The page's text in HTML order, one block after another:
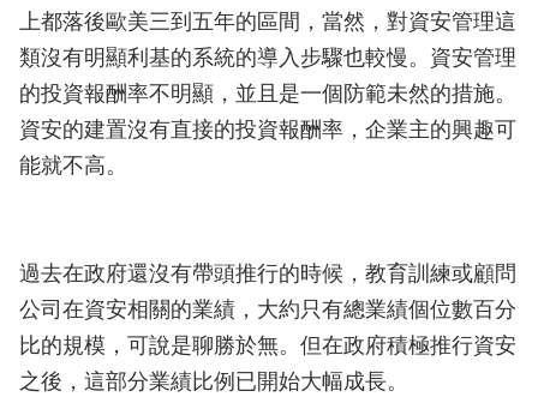
上都落後歐美三到五年的區間，當然，對資安管理這
類沒有明顯利基的系統的導入步驟也較慢。資安管理
的投資報酬率不明顯，並且是一個防範未然的措施。
資安的建置沒有直接的投資報酬率，企業主的興趣可
能就不高。
過去在政府還沒有帶頭推行的時候，教育訓練或顧問
公司在資安相關的業績，大約只有總業績個位數百分
比的規模，可說是聊勝於無。但在政府積極推行資安
之後，這部分業績比例已開始大幅成長。